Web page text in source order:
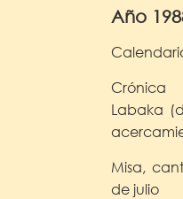
Año
Crónica
Labaka
Misa,
de julio